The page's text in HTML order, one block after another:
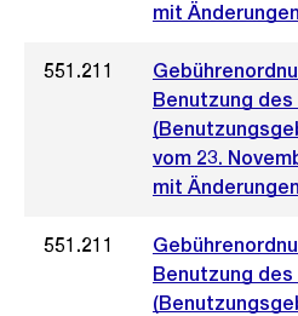
mit
551.211
Benutzung
vom 23.
mit
551.211
Benutzung